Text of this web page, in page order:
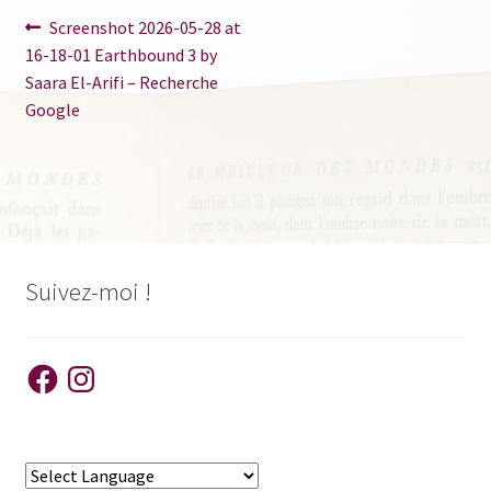
Navigation
de
l’article
Article
précédent :
Screenshot 2026-05-28 at
16-18-01 Earthbound 3 by
Saara El-Arifi – Recherche
Google
Suivez-moi !
FacebookInstagram